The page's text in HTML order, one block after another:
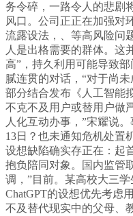
务令碎，一路令人的悲剧
风口。公司正正在加强对
流露设法，、等高风险问
人是出格需要的群体。这
高”，持久利用可能导致
腻连贯的对话，“对于尚
部分结合发布《人工智能
不克不及用户或替用户做
人化互动办事，”宋耀说
13日？也未通知危机处置
设想缺陷确实存正在：起
抱负陪同对象。国内监管
调，”目前。某高校大三
ChatGPT的设想优先考虑
不及替代现实中的父母、